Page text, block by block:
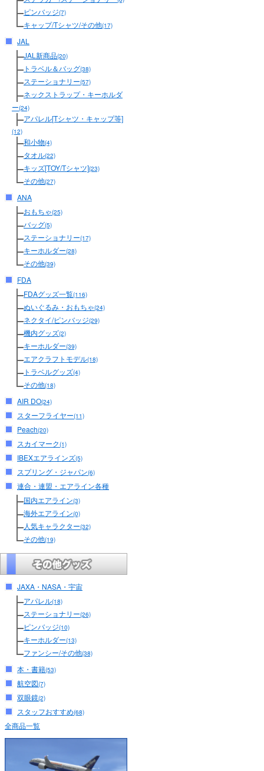
ピンバッジ(7)
キャップ/Tシャツ/その他(17)
JAL
JAL新商品(20)
トラベル＆バッグ(38)
ステーショナリー(57)
ネックストラップ・キーホルダ
ー(24)
アパレル[Tシャツ・キャップ等]
(12)
和小物(4)
タオル(22)
キッズ[TOY/Tシャツ](23)
その他(27)
ANA
おもちゃ(25)
バッグ(5)
ステーショナリー(17)
キーホルダー(28)
その他(39)
FDA
FDAグッズ一覧(116)
ぬいぐるみ・おもちゃ(24)
ネクタイ/ピンバッジ(29)
機内グッズ(2)
キーホルダー(39)
エアクラフトモデル(18)
トラベルグッズ(4)
その他(18)
AIR DO(24)
スターフライヤー(11)
Peach(20)
スカイマーク(1)
IBEXエアラインズ(5)
スプリング・ジャパン(6)
連合・連盟・エアライン各種
国内エアライン(3)
海外エアライン(0)
人気キャラクター(32)
その他(19)
JAXA・NASA・宇宙
アパレル(18)
ステーショナリー(26)
ピンバッジ(10)
キーホルダー(13)
ファンシー/その他(38)
本・書籍(53)
航空図(7)
双眼鏡(2)
スタッフおすすめ(68)
全商品一覧